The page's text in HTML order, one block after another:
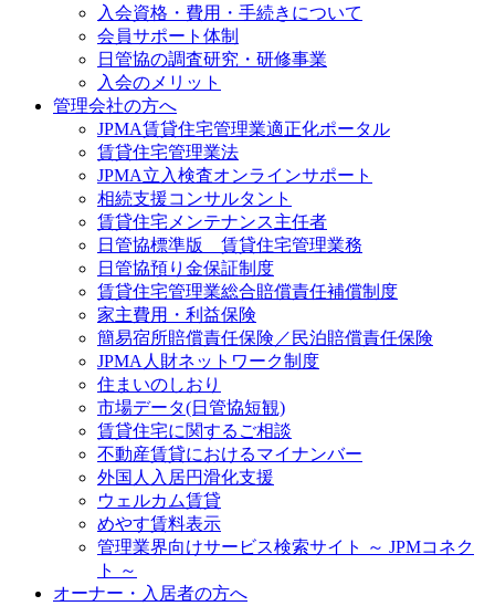
入会資格・費用・手続きについて
会員サポート体制
日管協の調査研究・研修事業
入会のメリット
管理会社の方へ
JPMA賃貸住宅管理業適正化ポータル
賃貸住宅管理業法
JPMA立入検査オンラインサポート
相続支援コンサルタント
賃貸住宅メンテナンス主任者
日管協標準版 賃貸住宅管理業務
日管協預り金保証制度
賃貸住宅管理業総合賠償責任補償制度
家主費用・利益保険
簡易宿所賠償責任保険／民泊賠償責任保険
JPMA人財ネットワーク制度
住まいのしおり
市場データ(日管協短観)
賃貸住宅に関するご相談
不動産賃貸におけるマイナンバー
外国人入居円滑化支援
ウェルカム賃貸
めやす賃料表示
管理業界向けサービス検索サイト ～ JPMコネク
ト ～
オーナー・入居者の方へ